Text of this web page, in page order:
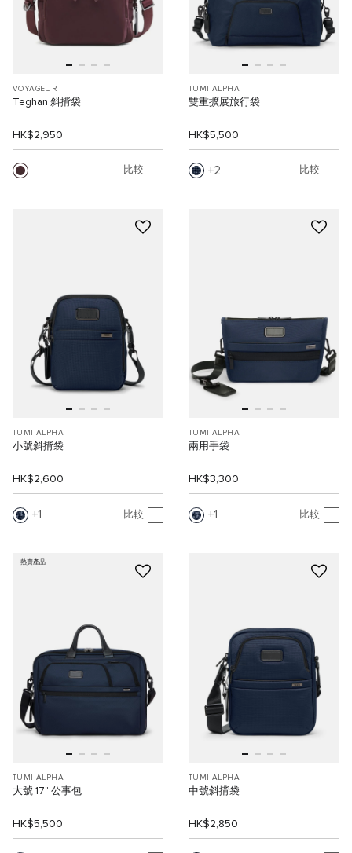
VOYAGEUR
Teghan 斜揹袋
HK$2,950
比較
TUMI ALPHA
雙重擴展旅行袋
HK$5,500
2 比較
TUMI ALPHA
小號斜揹袋
HK$2,600
1 比較
TUMI ALPHA
兩用手袋
HK$3,300
1 比較
熱賣產品
TUMI ALPHA
大號 17" 公事包
HK$5,500
TUMI ALPHA
中號斜揹袋
HK$2,850